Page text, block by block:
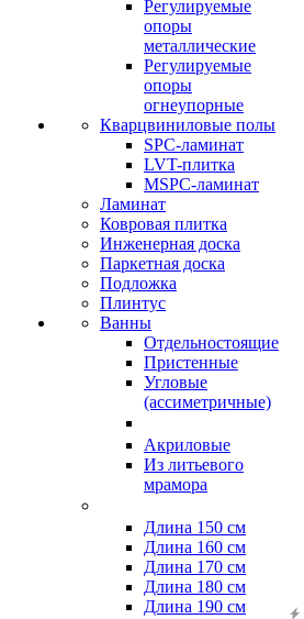
Регулируемые
опоры
металлические
Регулируемые
опоры
огнеупорные
Кварцвиниловые полы
SPC-ламинат
LVT-плитка
MSPC-ламинат
Ламинат
Ковровая плитка
Инженерная доска
Паркетная доска
Подложка
Плинтус
Ванны
Отдельностоящие
Пристенные
Угловые
(ассиметричные)
Акриловые
Из литьевого
мрамора
Длина 150 см
Длина 160 см
Длина 170 см
Длина 180 см
Длина 190 см